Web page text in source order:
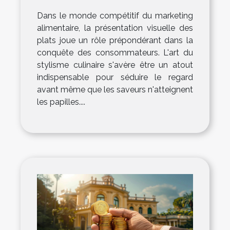
Dans le monde compétitif du marketing
alimentaire, la présentation visuelle des
plats joue un rôle prépondérant dans la
conquête des consommateurs. L'art du
stylisme culinaire s'avère être un atout
indispensable pour séduire le regard
avant même que les saveurs n'atteignent
les papilles....